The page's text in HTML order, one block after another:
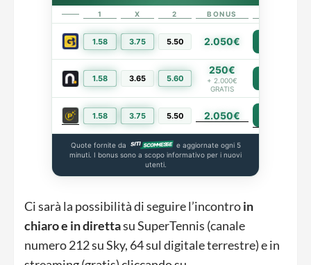
1 X 2 BONUS
1.58 3.75 5.50 2.050€
1.58 3.65 5.60
250€
+ 2.000€
GRATIS
1.58 3.75 5.50 2.050€
Quote fornite da
e aggiornate ogni 5
minuti. I bonus sono a scopo informativo per i nuovi
utenti.
Ci sarà la possibilità di seguire l’incontroin
chiaro e in direttasu SuperTennis (canale
numero 212 su Sky, 64 sul digitale terrestre) e in